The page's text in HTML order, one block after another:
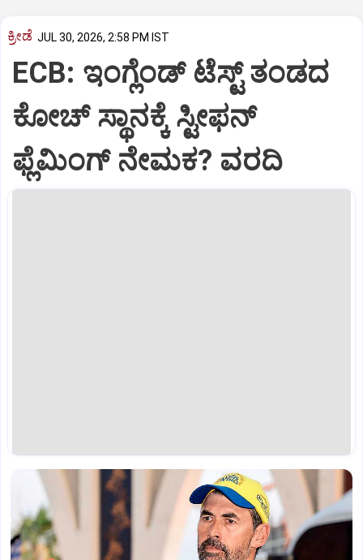
ಕ್ರೀಡೆ JUL 30, 2026, 2:58 PM IST
ECB: ಇಂಗ್ಲೆಂಡ್ ಟೆಸ್ಟ್ ತಂಡದ
ಕೋಚ್ ಸ್ಥಾನಕ್ಕೆ ಸ್ಟೀಫನ್
ಫ್ಲೆಮಿಂಗ್ ನೇಮಕ? ವರದಿ